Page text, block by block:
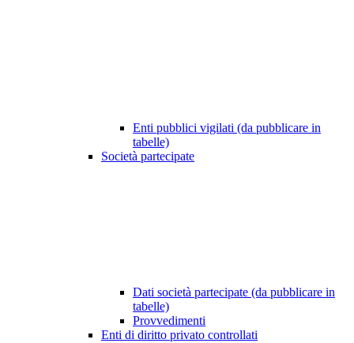
Enti pubblici vigilati (da pubblicare in
tabelle)
Società partecipate
Dati società partecipate (da pubblicare in
tabelle)
Provvedimenti
Enti di diritto privato controllati